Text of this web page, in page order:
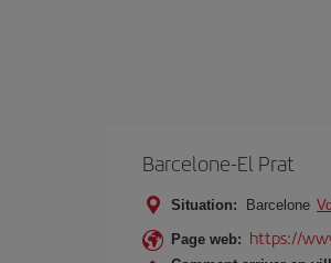
Barcelone-El Prat
Situation: Barcelone
Page web: https://